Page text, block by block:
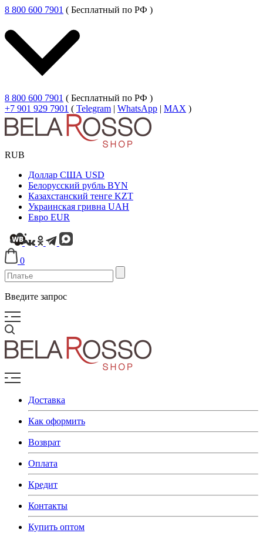
8 800 600 7901 ( Бесплатный по РФ )
8 800 600 7901 ( Бесплатный по РФ )
+7 901 929 7901 ( Telegram | WhatsApp | MAX )
RUB
Доллар США USD
Белорусский рубль BYN
Казахстанский тенге KZT
Украинская гривна UAH
Евро EUR
0
Введите запрос
Доставка
Как оформить
Возврат
Оплата
Кредит
Контакты
Купить оптом